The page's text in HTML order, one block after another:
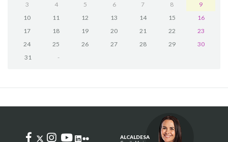
3
4 5 6 7 8
9
10
11 12 13 14 15
16
17
18 19 20 21 22
23
24
25 26 27 28 29
30
31
-
ALCALDESA